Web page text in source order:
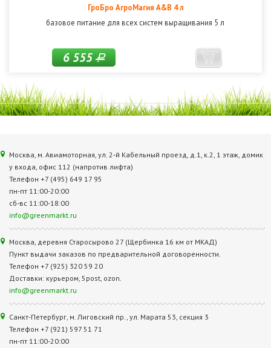
ГроБро АгроМагия A&B 4 л
базовое питание для всех систем выращивания 5 л
6 555Р
Москва, м. Авиамоторная, ул. 2‑й Кабельный проезд, д.1, к.2, 1 этаж, домик
у входа, офис 112 (напротив лифта)
Телефон +7 (495) 649 17 95
пн-пт 11:00-20:00
сб-вс 11:00-18:00
info@greenmarkt.ru
Москва, деревня Старосырово 27 (Щербинка 16 км от МКАД)
Пункт выдачи заказов по предварительной договоренности.
Телефон +7 (925) 320 59 20
Доставки: курьером, 5post, ozon.
info@greenmarkt.ru
Санкт-Петербург, м. Лиговский пр., ул. Марата 53, секция 3
Телефон +7 (921) 597 51 71
пн-пт 11:00-20:00